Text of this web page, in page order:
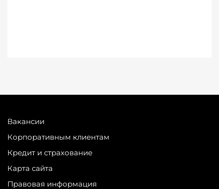
Вакансии
Корпоративным клиентам
Кредит и страхование
Карта сайта
Правовая информация